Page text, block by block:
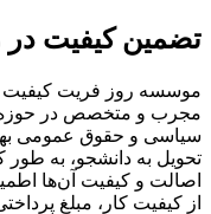
تضمین کیفیت
موسسه روز فریت کیفیت
مجرب و متخصص در حوزه
سیاسی و حقوق عمومی
تحویل به دانشجو، به
اصالت و کیفیت آن‌ها
از کیفیت کار، مبلغ